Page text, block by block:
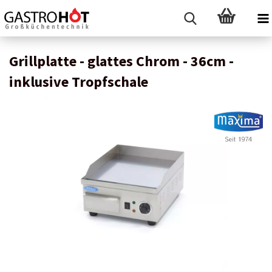
Grillplatte - glattes Chrom - 36cm -
inklusive Tropfschale